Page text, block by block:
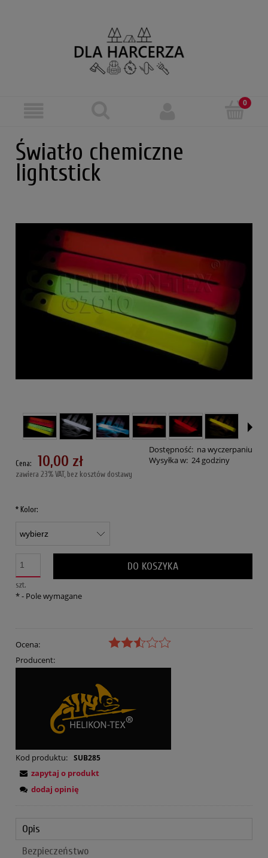
Światło chemiczne
lightstick
Dostępność: na wyczerpaniu
Wysyłka w: 24 godziny
Cena: 10,00 zł
zawiera 23% VAT, bez kosztów dostawy
* Kolor:
szt.
DO KOSZYKA
*- Pole wymagane
Ocena:
Producent:
Kod produktu: SUB285
zapytaj o produkt
dodaj opinię
Opis
Bezpieczeństwo